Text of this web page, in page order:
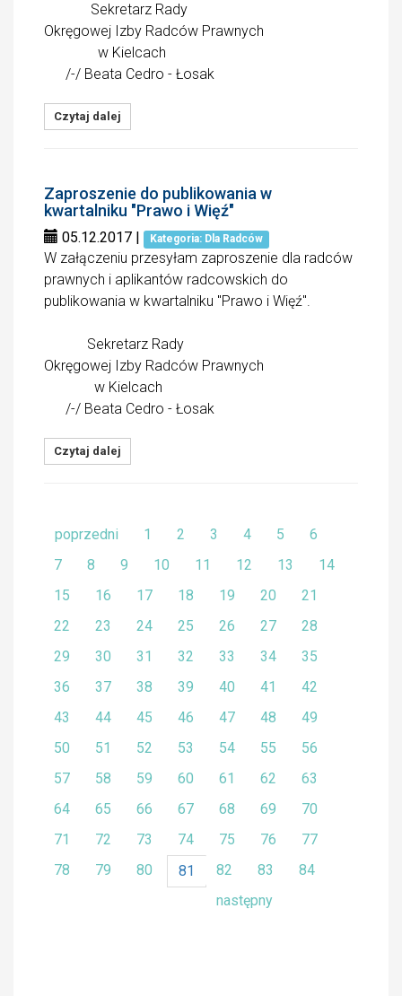
Sekretarz Rady
Okręgowej Izby Radców Prawnych
w Kielcach
/-/ Beata Cedro - Łosak
Czytaj dalej
Zaproszenie do publikowania w
kwartalniku "Prawo i Więź"
05.12.2017 | Kategoria: Dla Radców
W załączeniu przesyłam zaproszenie dla radców
prawnych i aplikantów radcowskich do
publikowania w kwartalniku "Prawo i Więź".
Sekretarz Rady
Okręgowej Izby Radców Prawnych
w Kielcach
/-/ Beata Cedro - Łosak
Czytaj dalej
poprzedni 1 2 3 4 5
6
7
8 9 10 11 12 13
14
15
16 17 18 19 20
21
22
23 24 25 26 27
28
29
30 31 32 33 34
35
36
37 38 39 40 41
42
43
44 45 46 47 48
49
50
51 52 53 54 55
56
57
58 59 60 61 62
63
64
65 66 67 68 69
70
71
72 73 74 75 76
77
78
79 80 81 82 83
84
następny